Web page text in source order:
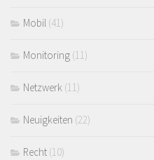
Mobil (41)
Monitoring (11)
Netzwerk (11)
Neuigkeiten (22)
Recht (10)